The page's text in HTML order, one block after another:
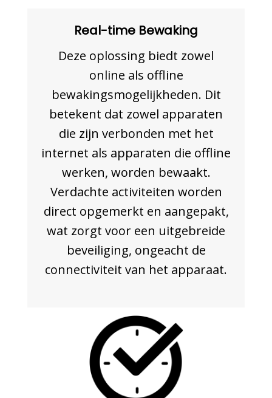
Real-time Bewaking
Deze oplossing biedt zowel
online als offline
bewakingsmogelijkheden. Dit
betekent dat zowel apparaten
die zijn verbonden met het
internet als apparaten die offline
werken, worden bewaakt.
Verdachte activiteiten worden
direct opgemerkt en aangepakt,
wat zorgt voor een uitgebreide
beveiliging, ongeacht de
connectiviteit van het apparaat.